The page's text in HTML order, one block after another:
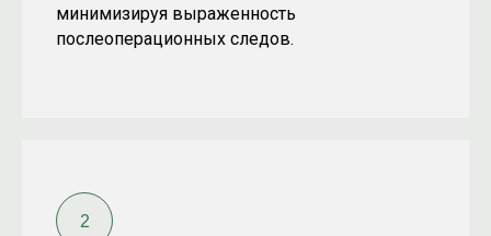
минимизируя выраженность
послеоперационных следов.